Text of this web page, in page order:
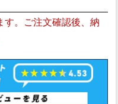
。ご注文確認後、納